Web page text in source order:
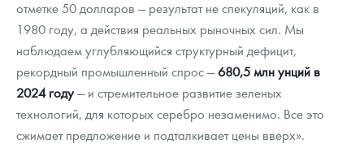
отметке 50 долларов — результат не спекуляций, как в
1980 году, а действия реальных рыночных сил. Мы
наблюдаем углубляющийся структурный дефицит,
рекордный промышленный спрос —680,5 млн унций в
2024 году— и стремительное развитие зеленых
технологий, для которых серебро незаменимо. Все это
сжимает предложение и подталкивает цены вверх».